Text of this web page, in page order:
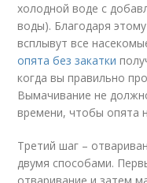
холодной воде с
воды). Благодаря
всплывут все
опята без закатки
когда вы правильно
Вымачивание не
времени, чтобы опята
Третий шаг –
двумя способами.